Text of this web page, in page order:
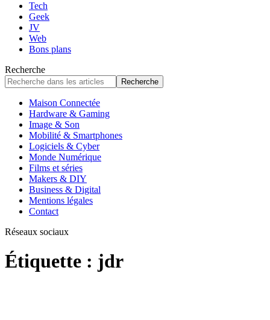
Tech
Geek
JV
Web
Bons plans
Recherche
Maison Connectée
Hardware & Gaming
Image & Son
Mobilité & Smartphones
Logiciels & Cyber
Monde Numérique
Films et séries
Makers & DIY
Business & Digital
Mentions légales
Contact
Réseaux sociaux
Étiquette : jdr